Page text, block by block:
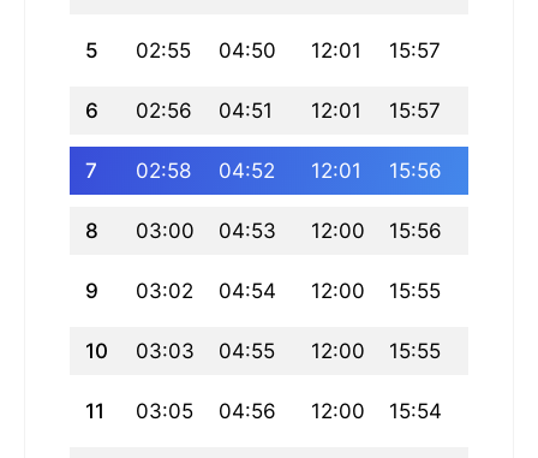
5 02:55 04:50 12:01 15:57
6 02:56 04:51 12:01 15:57
7 02:58 04:52 12:01 15:56
8 03:00 04:53 12:00 15:56
9 03:02 04:54 12:00 15:55
10 03:03 04:55 12:00 15:55
11 03:05 04:56 12:00 15:54